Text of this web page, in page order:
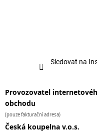
Sledovat na
Provozovatel
obchodu
(pouze fakturační adresa)
Česká koupelna v.o.s.